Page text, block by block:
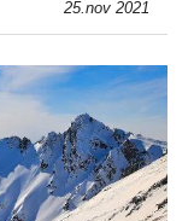
25.nov 2021